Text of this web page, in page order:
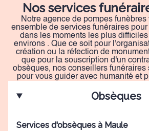
Nos services
Notre agence de pompes
ensemble de services funéraires
dans les moments les plus
environs . Que ce soit pour
création ou la réfection de
que pour la souscription d'un
obsèques, nos conseillers funéraires
pour vous guider avec humanité et
Obsèques
Services d'obsèques à Maule